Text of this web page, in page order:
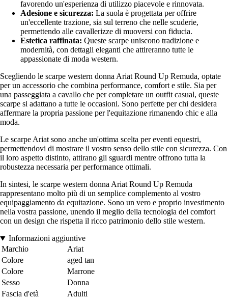
favorendo un'esperienza di utilizzo piacevole e rinnovata.
Adesione e sicurezza: La suola è progettata per offrire
un'eccellente trazione, sia sul terreno che nelle scuderie,
permettendo alle cavallerizze di muoversi con fiducia.
Estetica raffinata: Queste scarpe uniscono tradizione e
modernità, con dettagli eleganti che attireranno tutte le
appassionate di moda western.
Scegliendo le scarpe western donna Ariat Round Up Remuda, optate
per un accessorio che combina performance, comfort e stile. Sia per
una passeggiata a cavallo che per completare un outfit casual, queste
scarpe si adattano a tutte le occasioni. Sono perfette per chi desidera
affermare la propria passione per l'equitazione rimanendo chic e alla
moda.
Le scarpe Ariat sono anche un'ottima scelta per eventi equestri,
permettendovi di mostrare il vostro senso dello stile con sicurezza. Con
il loro aspetto distinto, attirano gli sguardi mentre offrono tutta la
robustezza necessaria per performance ottimali.
In sintesi, le scarpe western donna Ariat Round Up Remuda
rappresentano molto più di un semplice complemento al vostro
equipaggiamento da equitazione. Sono un vero e proprio investimento
nella vostra passione, unendo il meglio della tecnologia del comfort
con un design che rispetta il ricco patrimonio dello stile western.
Informazioni aggiuntive
Marchio
Ariat
Colore
aged tan
Colore
Marrone
Sesso
Donna
Fascia d'età
Adulti